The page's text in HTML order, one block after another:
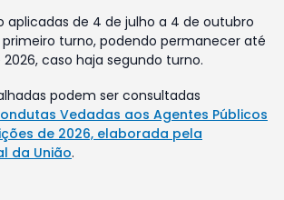
aplicadas de 4 de julho a 4 de outubro
turno, podendo permanecer até
caso haja segundo turno.
podem ser consultadas
Vedadas aos Agentes Públicos
de 2026, elaborada pela
da União.